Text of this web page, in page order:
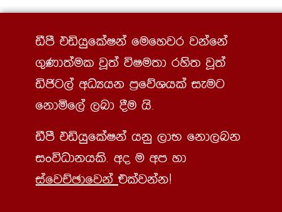
ãmS tähqflaIka fufyjr jkafka
.=Kd;aul jQ;a úIu;d rys; jQ;a
äðg,a wOHhk m%fõYhla ieug
fkdñf,a ,nd §u hs¡
ãmS tähqflaIka hkq ,dN fkd,nk
ixúOdkhls¡ wo u wm yd
iafjÉPdfjka tlajkakæ